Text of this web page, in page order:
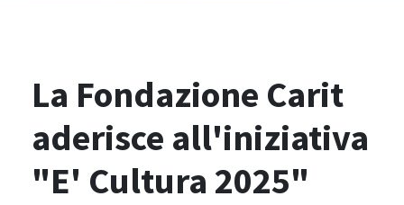
La Fondazione Carit
aderisce all'iniziativa
"E' Cultura 2025"